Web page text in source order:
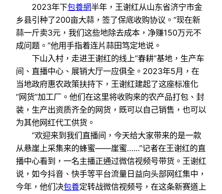
2023年下包養網半年，王谢红从山东省济宁市金
乡县引种了200亩大蒜，签了保底收购协议。“现在新
蒜一斤卖3元，我们这些地除去成本，净赚150万元不
成问题。”他用手指着连片蒜田笃定地说。
下山入村，走进王谢红的线上“春耕”基地，生产车
间、直播中心、展销大厅一应俱全。2023年5月，在
当地政府惠农政策扶持下，王谢红建起了这座标准化
“网货”加工厂。他们在这里将收购来的农产品打包、封
装，生产出资质齐全的网货，既可以自己销售，也可以
为其他网红代工供货。
“欢迎来到我们直播间，今天给大家带来的是一款
从悬崖上采集来的蜂蜜——崖蜜……”记者在王谢红的直
播中心看到，一名主播正通过微信视频号带货。王谢红
说，如今抖音、快手等平台流量日益向头部网红集中，
今年，他们决包養定转战微信视频号，在这条新赛道上